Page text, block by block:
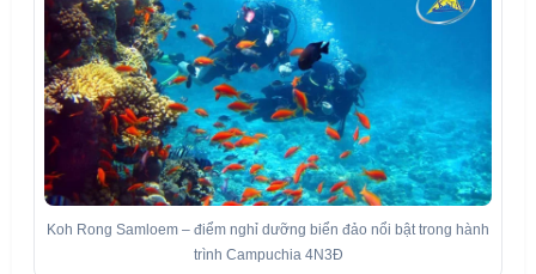
Koh Rong Samloem – điểm nghỉ dưỡng biển đảo nổi bật trong hành
trình Campuchia 4N3Đ